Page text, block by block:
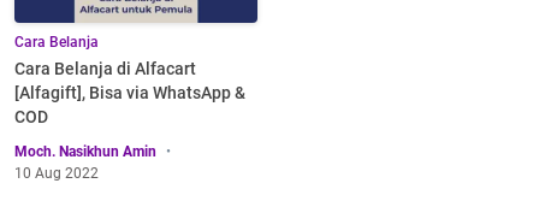
Cara Belanja
Cara Belanja di Alfacart
[Alfagift], Bisa via WhatsApp &
COD
Moch. Nasikhun Amin
10 Aug 2022